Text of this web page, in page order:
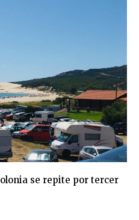
se repite por tercer